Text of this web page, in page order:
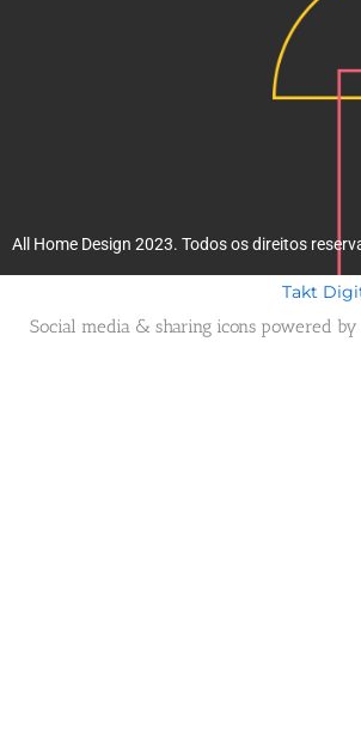
All Home Design 2023. Todos os direitos
Takt
Social media & sharing icons powered by